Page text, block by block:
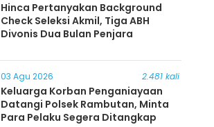
Hinca Pertanyakan Background
Check Seleksi Akmil, Tiga ABH
Divonis Dua Bulan Penjara
03 Agu 2026 2.481 kali
Keluarga Korban Penganiayaan
Datangi Polsek Rambutan, Minta
Para Pelaku Segera Ditangkap